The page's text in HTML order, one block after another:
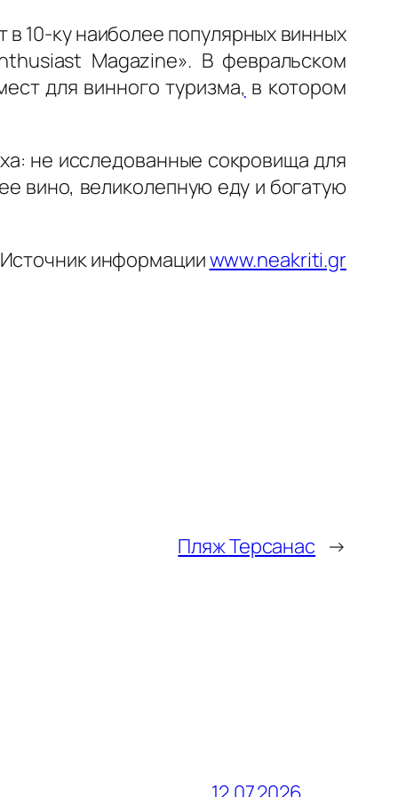
10-ку наиболее популярных винных
Magazine». В февральском
для винного туризма, в котором
не исследованные сокровища для
вино, великолепную еду и богатую
Источник информацииwww.neakriti.gr
Пляж Терсанас →